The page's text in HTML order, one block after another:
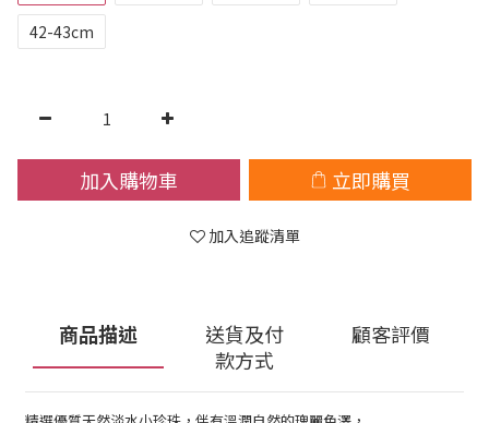
42-43cm
加入購物車 立即購買
加入追蹤清單
商品描述
送貨及付
款方式
顧客評價